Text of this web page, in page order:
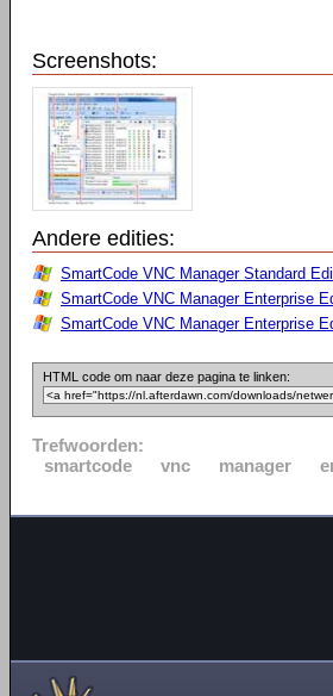
Screenshots:
Andere edities:
SmartCode VNC Manager Standard
SmartCode VNC Manager Enterprise
SmartCode VNC Manager Enterprise
HTML code om naar deze pagina te linken:
Trefwoorden:
smartcode
vnc manager